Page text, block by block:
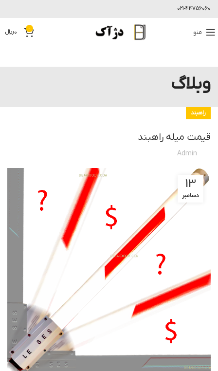
021-44756060
منو 0
0﷼
وبلاگ
راهبند
قیمت میله راهبند
Admin
13
دسامبر